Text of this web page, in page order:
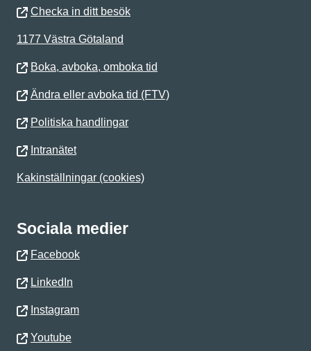
Checka in ditt besök
1177 Västra Götaland
Boka, avboka, omboka tid
Ändra eller avboka tid (FTV)
Politiska handlingar
Intranätet
Kakinställningar (cookies)
Sociala medier
Facebook
LinkedIn
Instagram
Youtube